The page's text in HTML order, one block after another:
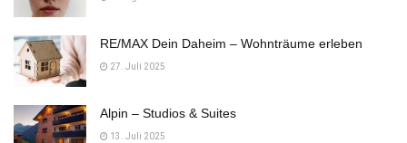
RE/MAX Dein Daheim – Wohnträume erleben
27. Juli 2025
Alpin – Studios & Suites
13. Juli 2025